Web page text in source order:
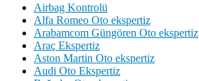
Airbag Kontrolü
Alfa Romeo Oto ekspertiz
Arabamcom Güngören Oto ekspertiz
Araç Ekspertiz
Aston Martin Oto ekspertiz
Audi Oto Ekspertiz